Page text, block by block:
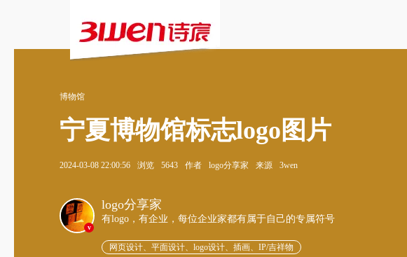
博物馆
宁夏博物馆标志logo图片
2024-03-08 22:00:56 浏览 5643 作者 logo分享家 来源 3wen
v
logo分享家
有logo，有企业，每位企业家都有属于自己的专属符号
网页设计、平面设计、logo设计、插画、IP/吉祥物